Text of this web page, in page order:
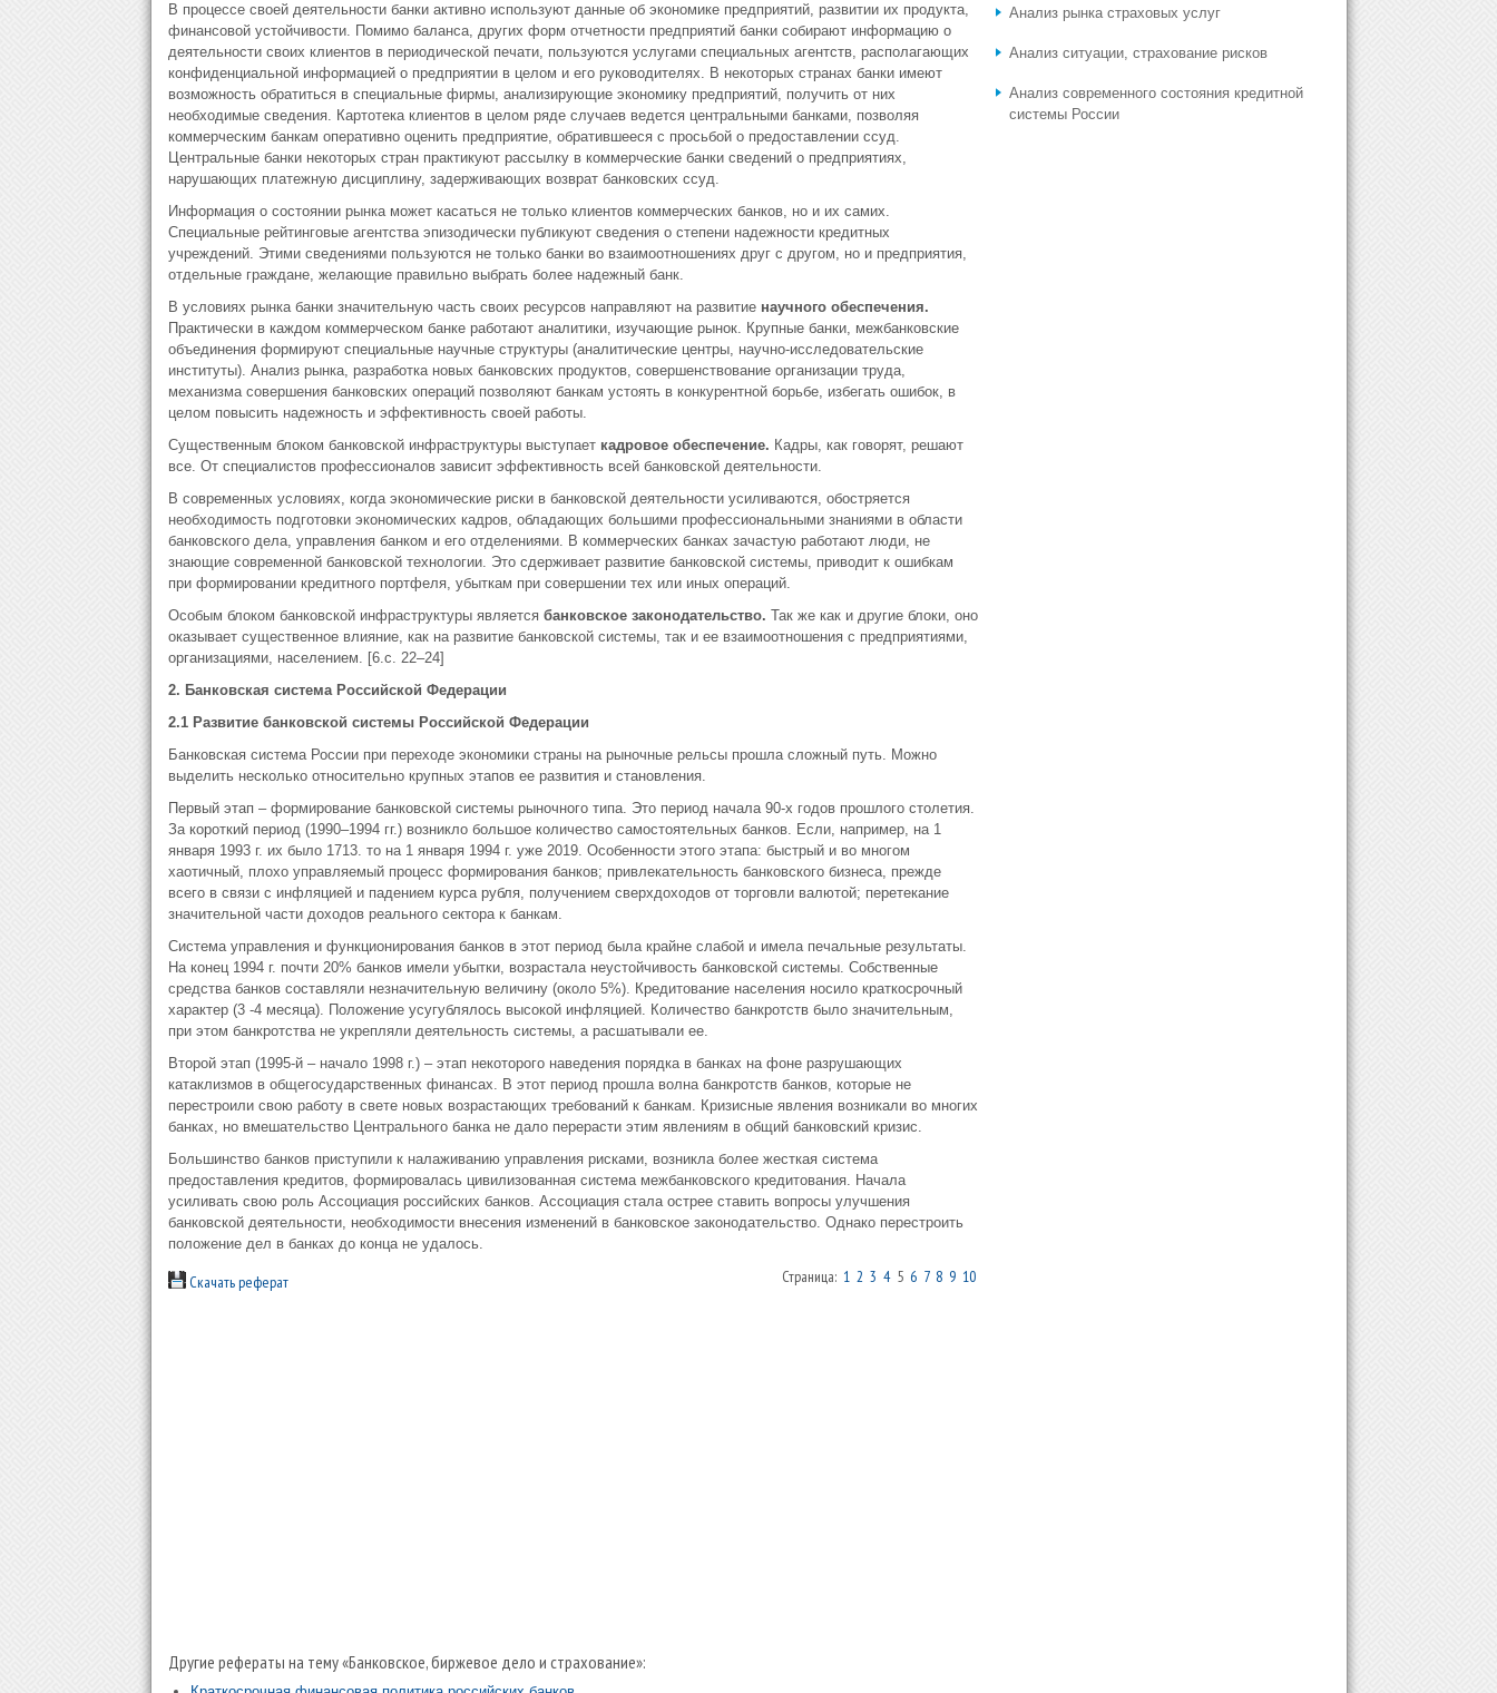
В процессе своей деятельности банки активно используют данные об экономике предприятий, развитии их продукта,
финансовой устойчивости. Помимо баланса, других форм отчетности предприятий банки собирают информацию о
деятельности своих клиентов в периодической печати, пользуются услугами специальных агентств, располагающих
конфиденциальной информацией о предприятии в целом и его руководителях. В некоторых странах банки имеют
возможность обратиться в специальные фирмы, анализирующие экономику предприятий, получить от них
необходимые сведения. Картотека клиентов в целом ряде случаев ведется центральными банками, позволяя
коммерческим банкам оперативно оценить предприятие, обратившееся с просьбой о предоставлении ссуд.
Центральные банки некоторых стран практикуют рассылку в коммерческие банки сведений о предприятиях,
нарушающих платежную дисциплину, задерживающих возврат банковских ссуд.
Информация о состоянии рынка может касаться не только клиентов коммерческих банков, но и их самих.
Специальные рейтинговые агентства эпизодически публикуют сведения о степени надежности кредитных
учреждений. Этими сведениями пользуются не только банки во взаимоотношениях друг с другом, но и предприятия,
отдельные граждане, желающие правильно выбрать более надежный банк.
В условиях рынка банки значительную часть своих ресурсов направляют на развитие научного обеспечения.
Практически в каждом коммерческом банке работают аналитики, изучающие рынок. Крупные банки, межбанковские
объединения формируют специальные научные структуры (аналитические центры, научно-исследовательские
институты). Анализ рынка, разработка новых банковских продуктов, совершенствование организации труда,
механизма совершения банковских операций позволяют банкам устоять в конкурентной борьбе, избегать ошибок, в
целом повысить надежность и эффективность своей работы.
Существенным блоком банковской инфраструктуры выступает кадровое обеспечение. Кадры, как говорят, решают
все. От специалистов профессионалов зависит эффективность всей банковской деятельности.
В современных условиях, когда экономические риски в банковской деятельности усиливаются, обостряется
необходимость подготовки экономических кадров, обладающих большими профессиональными знаниями в области
банковского дела, управления банком и его отделениями. В коммерческих банках зачастую работают люди, не
знающие современной банковской технологии. Это сдерживает развитие банковской системы, приводит к ошибкам
при формировании кредитного портфеля, убыткам при совершении тех или иных операций.
Особым блоком банковской инфраструктуры является банковское законодательство. Так же как и другие блоки, оно
оказывает существенное влияние, как на развитие банковской системы, так и ее взаимоотношения с предприятиями,
организациями, населением. [6.с. 22–24]
2. Банковская система Российской Федерации
2.1 Развитие банковской системы Российской Федерации
Банковская система России при переходе экономики страны на рыночные рельсы прошла сложный путь. Можно
выделить несколько относительно крупных этапов ее развития и становления.
Первый этап – формирование банковской системы рыночного типа. Это период начала 90-х годов прошлого столетия.
За короткий период (1990–1994 гг.) возникло большое количество самостоятельных банков. Если, например, на 1
января 1993 г. их было 1713. то на 1 января 1994 г. уже 2019. Особенности этого этапа: быстрый и во многом
хаотичный, плохо управляемый процесс формирования банков; привлекательность банковского бизнеса, прежде
всего в связи с инфляцией и падением курса рубля, получением сверхдоходов от торговли валютой; перетекание
значительной части доходов реального сектора к банкам.
Система управления и функционирования банков в этот период была крайне слабой и имела печальные результаты.
На конец 1994 г. почти 20% банков имели убытки, возрастала неустойчивость банковской системы. Собственные
средства банков составляли незначительную величину (около 5%). Кредитование населения носило краткосрочный
характер (3 -4 месяца). Положение усугублялось высокой инфляцией. Количество банкротств было значительным,
при этом банкротства не укрепляли деятельность системы, а расшатывали ее.
Второй этап (1995-й – начало 1998 г.) – этап некоторого наведения порядка в банках на фоне разрушающих
катаклизмов в общегосударственных финансах. В этот период прошла волна банкротств банков, которые не
перестроили свою работу в свете новых возрастающих требований к банкам. Кризисные явления возникали во многих
банках, но вмешательство Центрального банка не дало перерасти этим явлениям в общий банковский кризис.
Большинство банков приступили к налаживанию управления рисками, возникла более жесткая система
предоставления кредитов, формировалась цивилизованная система межбанковского кредитования. Начала
усиливать свою роль Ассоциация российских банков. Ассоциация стала острее ставить вопросы улучшения
банковской деятельности, необходимости внесения изменений в банковское законодательство. Однако перестроить
положение дел в банках до конца не удалось.
Скачать реферат Страница: 1 2 3 45 6 7 8 9 10
Другие рефераты на тему «Банковское, биржевое дело и страхование»:
Анализ рынка страховых услуг
Анализ ситуации, страхование рисков
Анализ современного состояния кредитной
системы России